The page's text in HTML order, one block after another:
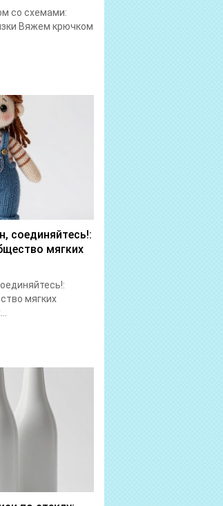
со схемами:
Вяжем крючком
соединяйтесь!:
мягких
мягких